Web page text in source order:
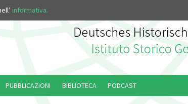
informativa.
PUBBLICAZIONI BIBLIOTECA PODCAST